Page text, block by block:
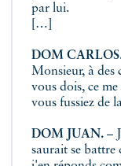
par lui.
[…]
DOM
Monsieur, à des
vous dois, ce
vous fussiez de
DOM JUAN. –
saurait se battre